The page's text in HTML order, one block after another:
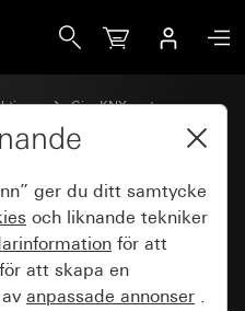
Gira KNX system
tillbehör till KNX
160 mA
för KNX
ger du ditt samtycke
och liknande tekniker
för att
att skapa en
anpassade annonser .